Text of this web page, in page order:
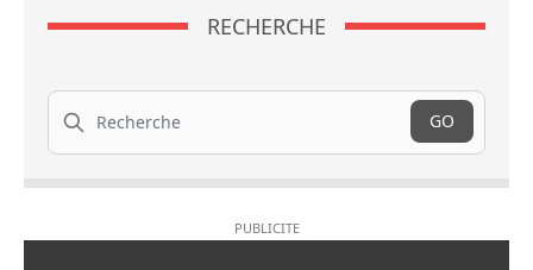
RECHERCHE
Recherche
GO